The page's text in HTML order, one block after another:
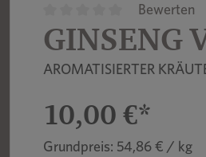
Durchschnittliche
Bewerten
GINSENG
AROMATISIERTER
10,00 €*
Grundpreis: 54,86 € / kg